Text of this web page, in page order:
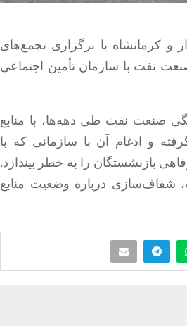
در شهرهای اهواز و کرمانشاه با برگزاری تجمع‌های
نفت با سازمان تأمین اجتماعی
صنعت نفت طی دهه‌ها، با منابع
و ادغام آن با سازمانی که با
بازنشستگان را به خطر بیندازد.
شفاف‌سازی درباره وضعیت منابع